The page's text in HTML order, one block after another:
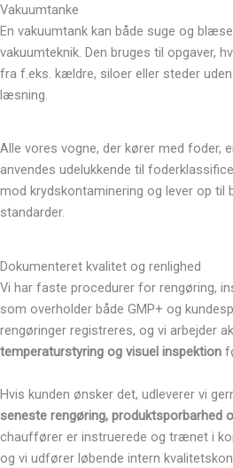
Vakuumtanke
En vakuumtank kan både suge og
vakuumteknik. Den bruges til opgaver,
fra f.eks. kældre, siloer eller steder
læsning.
Alle vores vogne, der kører med foder,
anvendes udelukkende til
mod krydskontaminering og lever op til
standarder.
Dokumenteret kvalitet og renlighed
Vi har faste procedurer for rengøring,
som overholder både GMP+ og
rengøringer registreres, og vi arbejder
temperaturstyring og visuel inspektion
Hvis kunden ønsker det, udleverer vi
seneste rengøring, produktsporbarhed
chauffører er instruerede og trænet i
og vi udfører løbende intern